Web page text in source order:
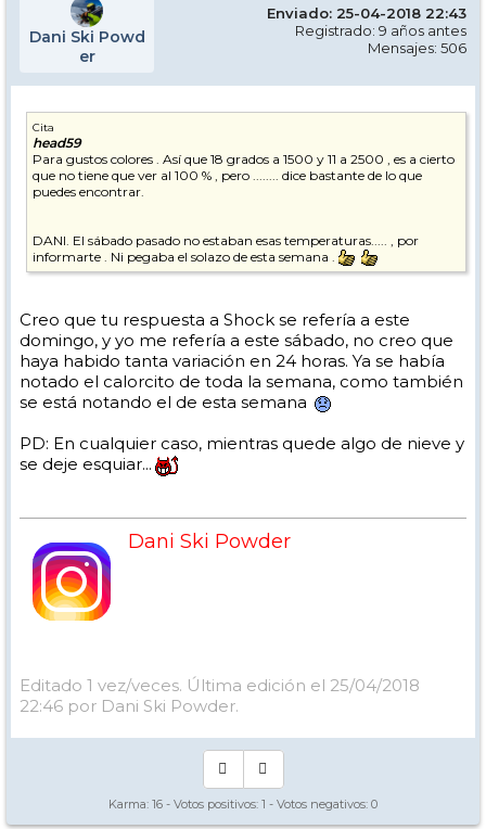
Dani Ski Powd
er
Enviado: 25-04-2018 22:43
Registrado: 9 años antes
Mensajes: 506
Cita
head59
Para gustos colores . Así que 18 grados a 1500 y 11 a 2500 , es a cierto
que no tiene que ver al 100 % , pero ........ dice bastante de lo que
puedes encontrar.
DANI. El sábado pasado no estaban esas temperaturas..... , por
informarte . Ni pegaba el solazo de esta semana .
Creo que tu respuesta a Shock se refería a este
domingo, y yo me refería a este sábado, no creo que
haya habido tanta variación en 24 horas. Ya se había
notado el calorcito de toda la semana, como también
se está notando el de esta semana
PD: En cualquier caso, mientras quede algo de nieve y
se deje esquiar...
Dani Ski Powder
Editado 1 vez/veces. Última edición el 25/04/2018
22:46 por Dani Ski Powder.
Karma: 16 - Votos positivos: 1 - Votos negativos: 0